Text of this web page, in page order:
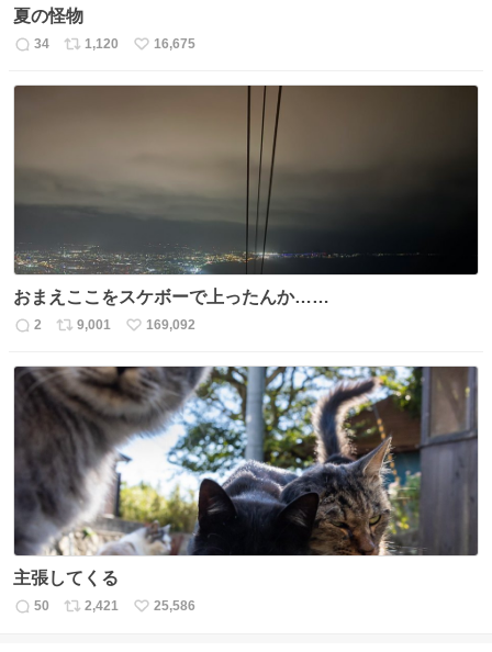
夏の怪物
返
34
リ
1,120
い
16,675
おまえここをスケボーで上ったんか……
返
数
2
リ
ス
ト
数
9,001
い
ね
数
169,092
主張してくる
返
50
リ
2,421
い
25,586